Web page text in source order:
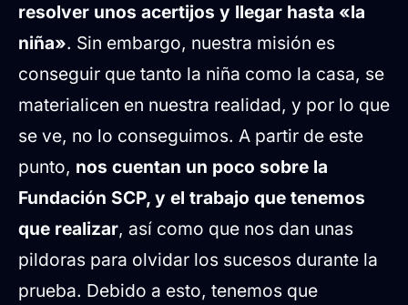
resolver unos acertijos y llegar hasta «la
niña». Sin embargo, nuestra misión es
conseguir que tanto la niña como la casa, se
materialicen en nuestra realidad, y por lo que
se ve, no lo conseguimos. A partir de este
punto, nos cuentan un poco sobre la
Fundación SCP, y el trabajo que tenemos
que realizar, así como que nos dan unas
pildoras para olvidar los sucesos durante la
prueba. Debido a esto, tenemos que